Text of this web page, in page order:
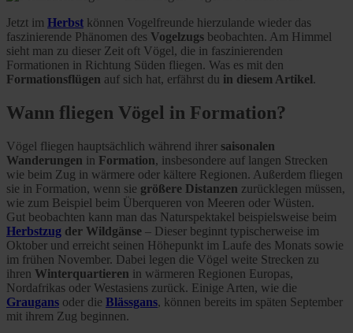
Jetzt im Herbst können Vogelfreunde hierzulande wieder das
faszinierende Phänomen des Vogelzugs beobachten. Am Himmel
sieht man zu dieser Zeit oft Vögel, die in faszinierenden
Formationen in Richtung Süden fliegen. Was es mit den
Formationsflügen auf sich hat, erfährst du in diesem Artikel.
Wann fliegen Vögel in Formation?
Vögel fliegen hauptsächlich während ihrer saisonalen
Wanderungen in Formation, insbesondere auf langen Strecken
wie beim Zug in wärmere oder kältere Regionen. Außerdem fliegen
sie in Formation, wenn sie größere Distanzen zurücklegen müssen,
wie zum Beispiel beim Überqueren von Meeren oder Wüsten.
Gut beobachten kann man das Naturspektakel beispielsweise beim
Herbstzug der Wildgänse – Dieser beginnt typischerweise im
Oktober und erreicht seinen Höhepunkt im Laufe des Monats sowie
im frühen November. Dabei legen die Vögel weite Strecken zu
ihren Winterquartieren in wärmeren Regionen Europas,
Nordafrikas oder Westasiens zurück. Einige Arten, wie die
Graugans oder die Blässgans, können bereits im späten September
mit ihrem Zug beginnen.